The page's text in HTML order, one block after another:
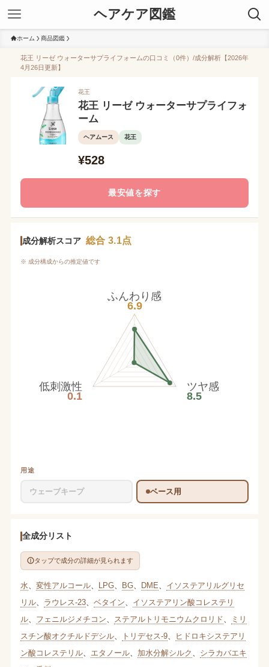
ヘアケア図鑑
ホーム 商品図鑑
花王 リーゼ ウォーターサプライフォームの口コミ（0件）/成分解析【2026年
4月26日更新】
花王
花王 リーゼ ウォーターサプライフォ
ーム
ヘアムース 花王
¥528
最安値を探す
成分解析スコア 総合 3.1点
※ 成分構成からの推定値です
ふんわり感
6.9
ツヤ感
8.5
低刺激性
0.1
用途
ウェーブキープ ベース用
全成分リスト
タップで成分の詳細が見られます
水 変性アルコール、 LPG、 BG、 DME
イソステアリルグリセ
リル、 ラウレス-23、 ベタイン
イソステアリン酸コレステリ
ル、 フェニルジメチコン ステアルトリモニウムクロリド
ミリ
スチン酸オクチルドデシル、 トリデセス-9、
ヒドロキシステアリ
ン酸コレステリル、 エタノール、 加水分解シルク
シラカバエキ